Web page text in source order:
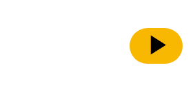
speel video af